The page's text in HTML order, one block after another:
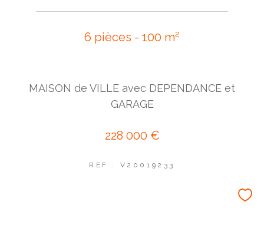
6 pièces - 100 m²
MAISON de VILLE avec DEPENDANCE et
GARAGE
228 000 €
REF : V20019233